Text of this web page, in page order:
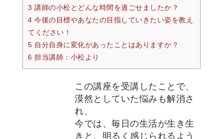
3 講師の小松とどんな時間を過ごせましたか？
4 今後の目標やあなたの目指していきたい姿を教え
てください！
5 自分自身に変化があったことはありますか？
6 担当講師：小松より
この講座を受講したことで、
漠然としていた悩みも解消さ
れ、
今では、毎日の生活が生き生
きと、明るく感じられるよう